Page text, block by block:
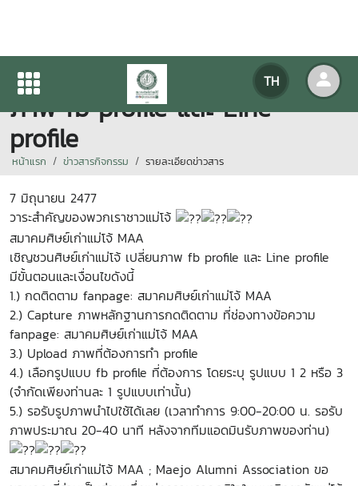
TH
เชิญชวนศิษย์เก่าแม่โจ้ เปลี่ยน
ภาพ fb profile และ Line
profile
หน้าแรก ข่าวสารกิจกรรม รายละเอียดข่าวสาร
7 มิถุนายน 2477
วาระสำคัญของพวกเราชาวแม่โจ้
สมาคมศิษย์เก่าแม่โจ้ MAA
เชิญชวนศิษย์เก่าแม่โจ้ เปลี่ยนภาพ fb profile และ Line profile
มีขั้นตอนและเงื่อนไขดังนี้
1.) กดติดตาม fanpage: สมาคมศิษย์เก่าแม่โจ้ MAA
2.) Capture ภาพหลักฐานการกดติดตาม ที่ช่องทางข้อความ
fanpage: สมาคมศิษย์เก่าแม่โจ้ MAA
3.) Upload ภาพที่ต้องการทำ profile
4.) เลือกรูปแบบ fb profile ที่ต้องการ โดยระบุ รูปแบบ 1 2 หรือ 3
(จำกัดเพียงท่านละ 1 รูปแบบเท่านั้น)
5.) รอรับรูปภาพนำไปใช้ได้เลย (เวลาทำการ 9:00-20:00 น. รอรับ
ภาพประมาณ 20-40 นาที หลังจากทีมแอดมินรับภาพของท่าน)
สมาคมศิษย์เก่าแม่โจ้ MAA ; Maejo Alumni Association ขอ